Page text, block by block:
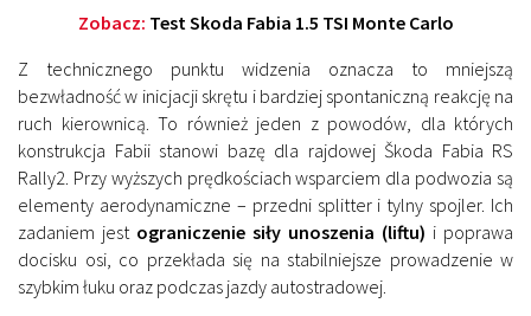
Zobacz: Test Skoda Fabia 1.5 TSI Monte Carlo
Z technicznego punktu widzenia oznacza to mniejszą
bezwładność w inicjacji skrętu i bardziej spontaniczną reakcję na
ruch kierownicą. To również jeden z powodów, dla których
konstrukcja Fabii stanowi bazę dla rajdowej Škoda Fabia RS
Rally2 . Przy wyższych prędkościach wsparciem dla podwozia są
elementy aerodynamiczne – przedni splitter i tylny spojler. Ich
zadaniem jest ograniczenie siły unoszenia (liftu) i poprawa
docisku osi, co przekłada się na stabilniejsze prowadzenie w
szybkim łuku oraz podczas jazdy autostradowej.